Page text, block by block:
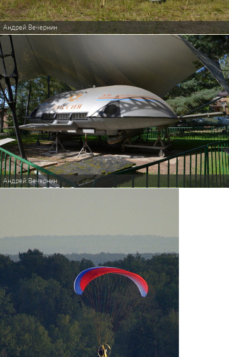
Андрей Вечернин
Андрей Вечернин